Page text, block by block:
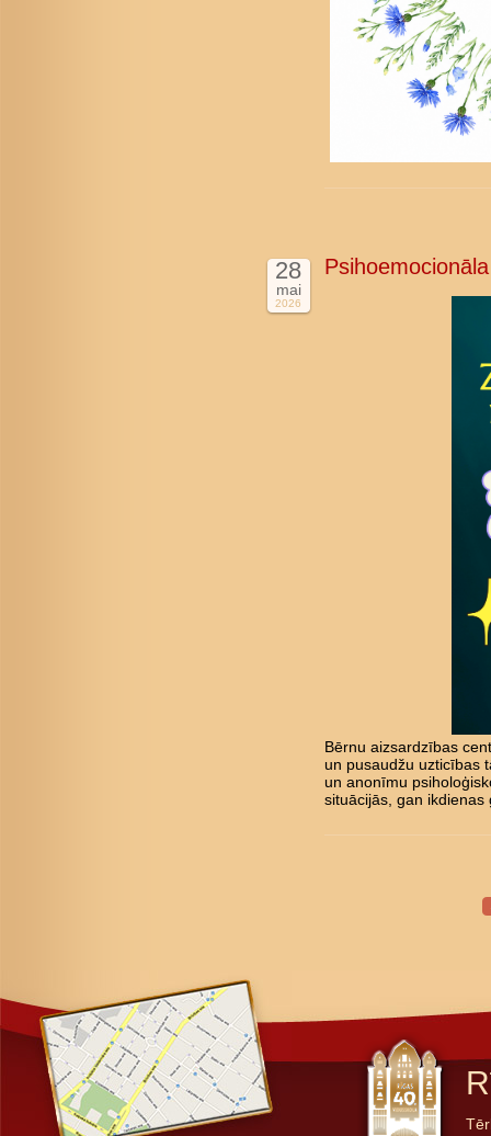
28
mai
2026
Bērnu aizsardzības
un pusaudžu uzticības
un anonīmu
situācijās, gan ikdienas